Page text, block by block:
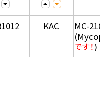
KAC
MC-210 (
です！)